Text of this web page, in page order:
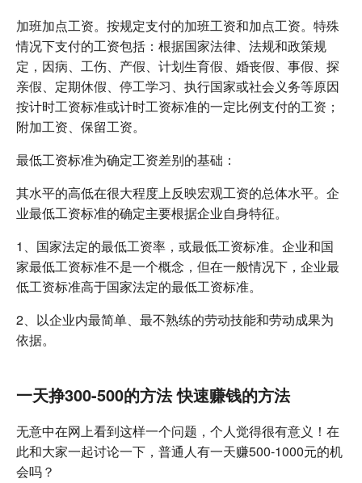
加班加点工资。按规定支付的加班工资和加点工资。特殊
情况下支付的工资包括：根据国家法律、法规和政策规
定，因病、工伤、产假、计划生育假、婚丧假、事假、探
亲假、定期休假、停工学习、执行国家或社会义务等原因
按计时工资标准或计时工资标准的一定比例支付的工资；
附加工资、保留工资。
最低工资标准为确定工资差别的基础：
其水平的高低在很大程度上反映宏观工资的总体水平。企
业最低工资标准的确定主要根据企业自身特征。
1、国家法定的最低工资率，或最低工资标准。企业和国
家最低工资标准不是一个概念，但在一般情况下，企业最
低工资标准高于国家法定的最低工资标准。
2、以企业内最简单、最不熟练的劳动技能和劳动成果为
依据。
一天挣300-500的方法 快速赚钱的方法
无意中在网上看到这样一个问题，个人觉得很有意义！在
此和大家一起讨论一下，普通人有一天赚500-1000元的机
会吗？